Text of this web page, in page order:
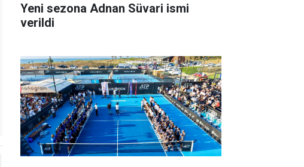
Yeni sezona Adnan Süvari ismi
verildi